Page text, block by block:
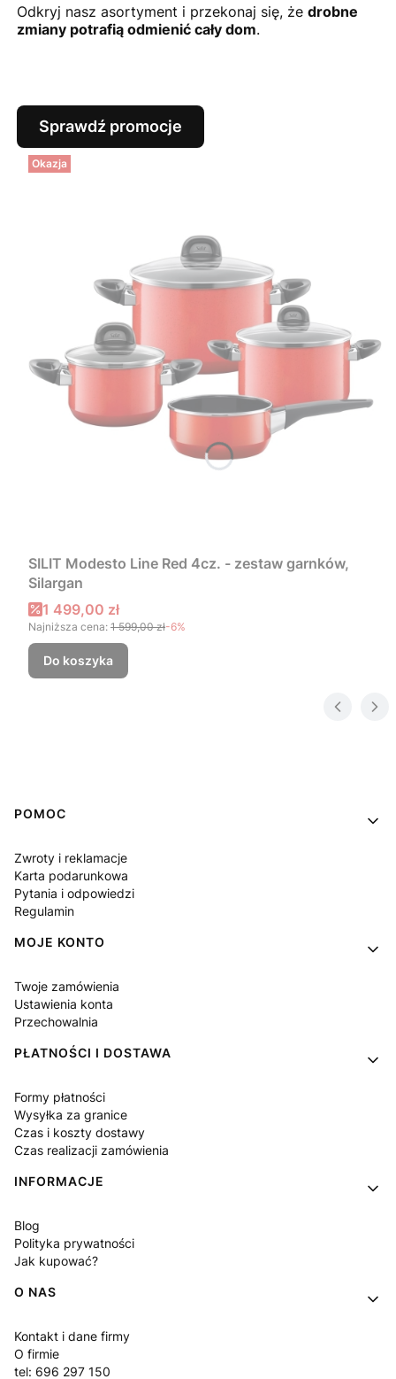
Odkryj nasz asortyment i przekonaj się, że drobne
zmiany potrafią odmienić cały dom.
Sprawdź promocje
Okazja
SILIT Modesto Line Red 4cz. - zestaw garnków,
Silargan
Cena promocyjna
1 499,00 zł
Najniższa cena: 1 599,00 zł-6%
Do koszyka
Linki w stopce
POMOC
Zwroty i reklamacje
Karta podarunkowa
Pytania i odpowiedzi
Regulamin
MOJE KONTO
Twoje zamówienia
Ustawienia konta
Przechowalnia
PŁATNOŚCI I DOSTAWA
Formy płatności
Wysyłka za granice
Czas i koszty dostawy
Czas realizacji zamówienia
INFORMACJE
Blog
Polityka prywatności
Jak kupować?
O NAS
Kontakt i dane firmy
O firmie
tel: 696 297 150